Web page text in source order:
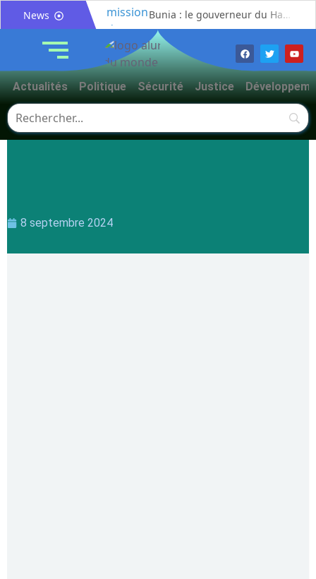
News
Bunia : le gouverneur du Haut-Uélé, Jean Bakomito Gambu, en mission de travail pour renforcer la coordination sécuritaire et sanitaire avec l’Ituri
Bunia : l’AIDAC-ASBL organise une prière d’action de grâce en l’honneur des finalistes musulmans admis à l’Examen d’État édition 2026
Ituri : un centre de traitement Ebola de plus de 100 lits ouvre ses portes pour renforcer la riposte
Ituri / Riposte contre Ebola : World Vision forme 50 leaders religieux à Bunia pour transformer la foi en actions contre Ebola
Djugu : l’ASADS et ALCAM sensibilisent près de 300 déplacés de Plaine Savo sur la protection des enfants et la cohésion sociale
Actualités Politique Sécurité Justice
8 septembre 2024